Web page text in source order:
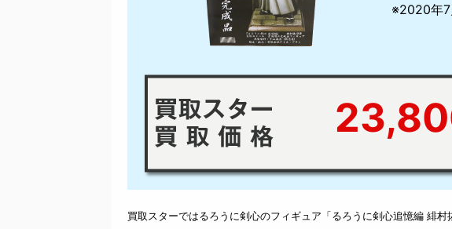
※2020年7
買取スターではるろうに剣心のフィギュア「るろうに剣心追憶編 緋